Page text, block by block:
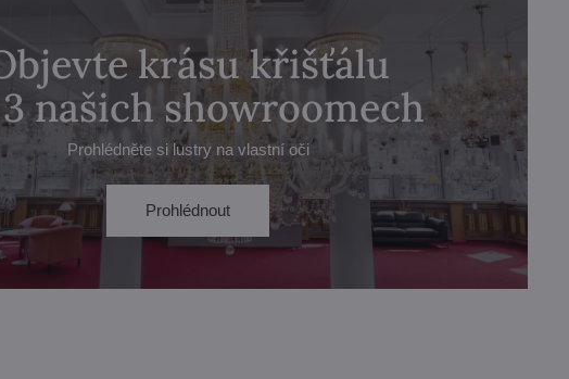
krásu křišťálu
našich showroomech
Prohlédněte si lustry na vlastní oči
Prohlédnout